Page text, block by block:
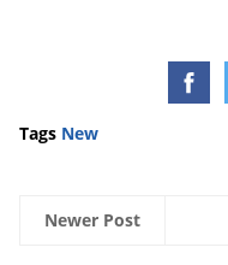
Tags New
Newer Post